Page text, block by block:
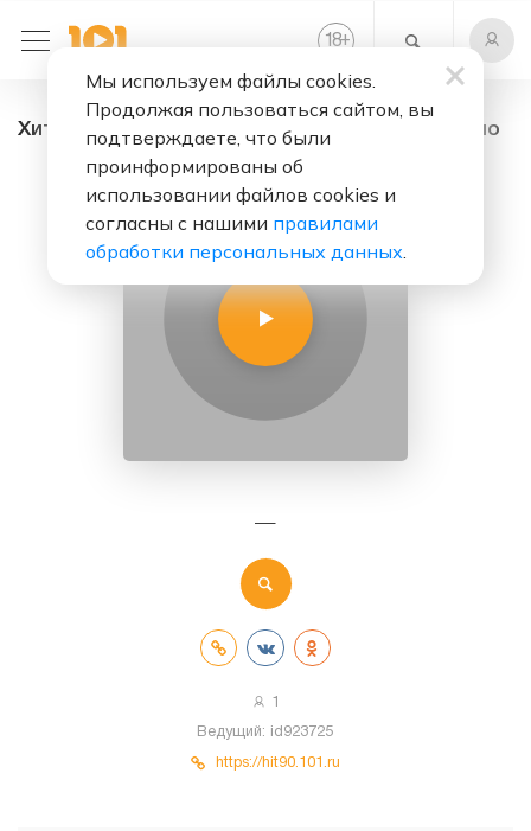
18+
Хиты 90-x - радио онлайн. Слушать бесплатно
—
1
Ведущий: id923725
https://hit90.101.ru
Мы используем файлы cookies.
Продолжая пользоваться сайтом, вы
подтверждаете, что были
проинформированы об
использовании файлов cookies и
согласны с нашими правилами
обработки персональных данных.